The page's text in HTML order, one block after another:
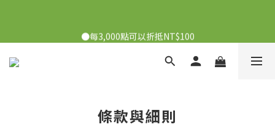
●7/2-7/30下單美膚娜娜&曦之麗，滿1,000元抽PDRN精華組！
條款與細則